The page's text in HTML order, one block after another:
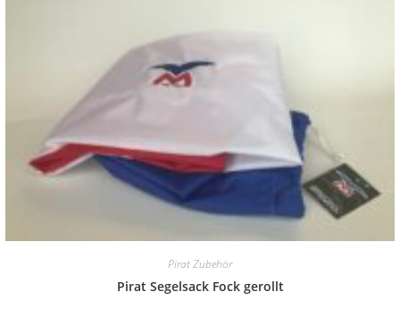
Pirat Zubehör
Pirat Segelsack Fock gerollt